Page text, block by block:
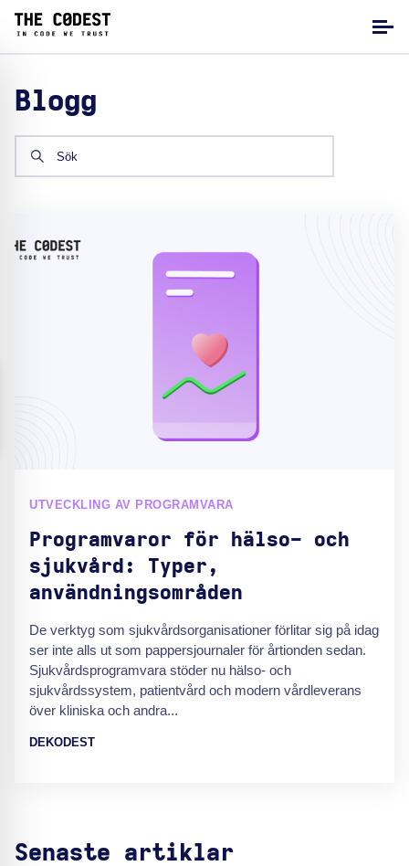
Blogg
UTVECKLING AV PROGRAMVARA
Programvaror för hälso- och
sjukvård: Typer,
användningsområden
De verktyg som sjukvårdsorganisationer förlitar sig på idag
ser inte alls ut som pappersjournaler för årtionden sedan.
Sjukvårdsprogramvara stöder nu hälso- och
sjukvårdssystem, patientvård och modern vårdleverans
över kliniska och andra...
DEKODEST
Senaste artiklar